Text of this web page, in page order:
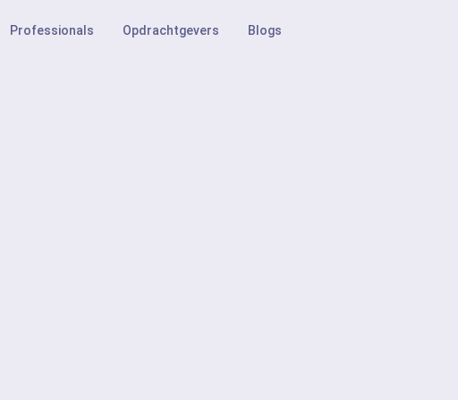
Professionals Opdrachtgevers Blogs